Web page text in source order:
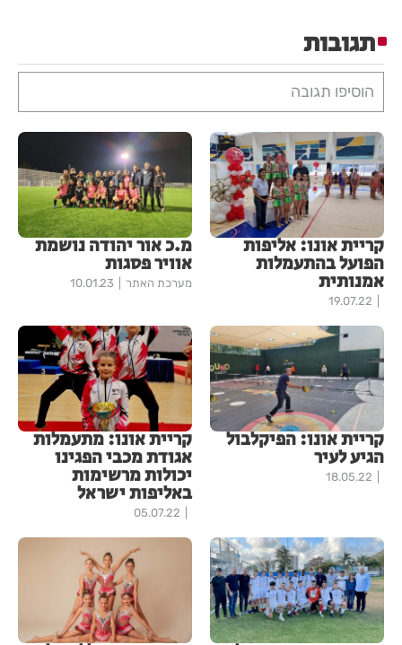
תגובות
הוסיפו תגובה
קריית אונו: אליפות
הפועל בהתעמלות
אמנותית
19.07.22
מ.כ אור יהודה נושמת
אוויר פסגות
מערכת האתר 10.01.23
קריית אונו: הפיקלבול
הגיע לעיר
18.05.22
קריית אונו: מתעמלות
אגודת מכבי הפגינו
יכולות מרשימות
באליפות ישראל
05.07.22